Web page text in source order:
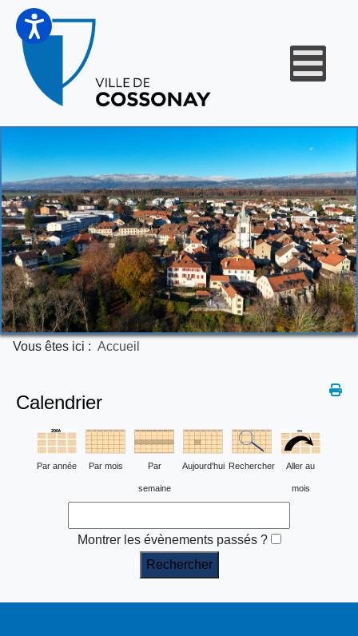
Vous êtes ici : Accueil
Calendrier
Par année Par mois Par
semaine
Aujourd'hui Rechercher Aller au
mois
Montrer les évènements passés ?